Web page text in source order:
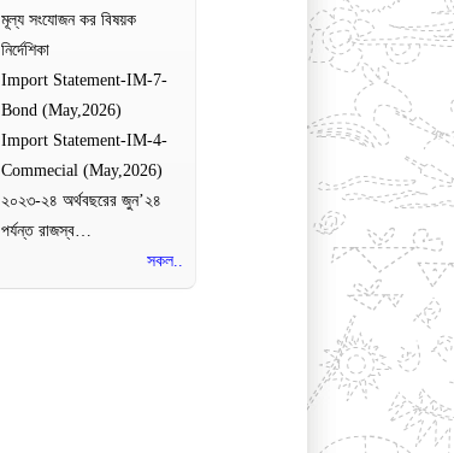
মূল্য সংযোজন কর বিষয়ক
নির্দেশিকা
Import Statement-IM-7-
Bond (May,2026)
Import Statement-IM-4-
Commecial (May,2026)
২০২৩-২৪ অর্থবছরের জুন’২৪
পর্যন্ত রাজস্ব…
সকল..